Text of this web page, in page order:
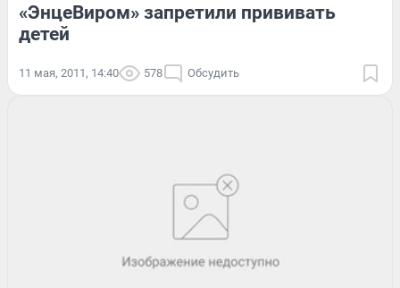
«ЭнцеВиром» запретили прививать
детей
11 мая, 2011, 14:40 578 Обсудить